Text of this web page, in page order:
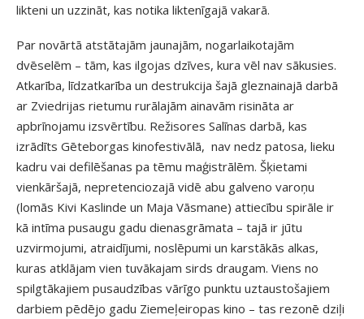
likteni un uzzināt, kas notika liktenīgajā vakarā.
Par novārtā atstātajām jaunajām, nogarlaikotajām
dvēselēm – tām, kas ilgojas dzīves, kura vēl nav sākusies.
Atkarība, līdzatkarība un destrukcija šajā gleznainajā darbā
ar Zviedrijas rietumu rurālajām ainavām risināta ar
apbrīnojamu izsvērtību. Režisores Salīnas darbā, kas
izrādīts Gēteborgas kinofestivālā, nav nedz patosa, lieku
kadru vai defilēšanas pa tēmu maģistrālēm. Šķietami
vienkāršajā, nepretenciozajā vidē abu galveno varoņu
(lomās Kivi Kaslinde un Maja Vāsmane) attiecību spirāle ir
kā intīma pusaugu gadu dienasgrāmata – tajā ir jūtu
uzvirmojumi, atraidījumi, noslēpumi un karstākās alkas,
kuras atklājam vien tuvākajam sirds draugam. Viens no
spilgtākajiem pusaudzības vārīgo punktu uztaustošajiem
darbiem pēdējo gadu Ziemeļeiropas kino – tas rezonē dziļi